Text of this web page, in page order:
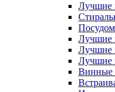
Лучшие
Лучшие
Лучшие
Лучшие